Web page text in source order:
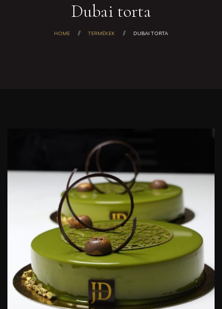
Dubai torta
HOME TERMÉKEK DUBAI TORTA